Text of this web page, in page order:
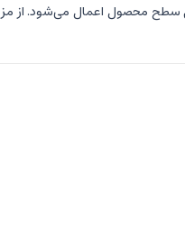
محصول اعمال می‌شود. از